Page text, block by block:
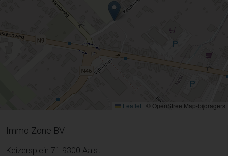
Leaflet | © OpenStreetMap-bijdragers
Immo Zone BV
Keizersplein 71 9300 Aalst